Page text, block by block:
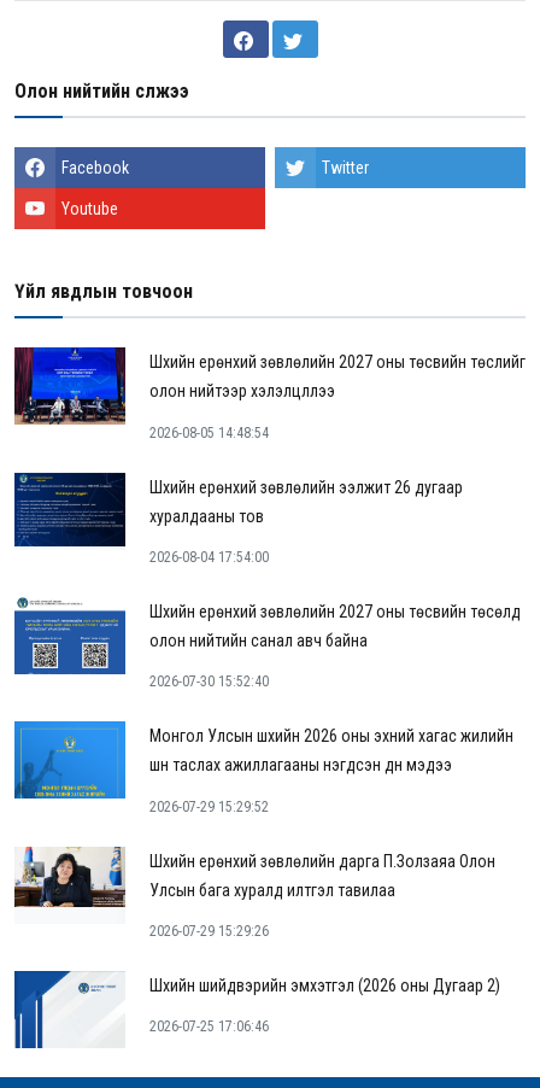
Олон нийтийн сүлжээ
Facebook Twitter
Youtube
Үйл явдлын товчоон
Шүүхийн ерөнхий зөвлөлийн 2027 оны төсвийн төслийг
олон нийтээр хэлэлцүүллээ
2026-08-05 14:48:54
Шүүхийн ерөнхий зөвлөлийн ээлжит 26 дугаар
хуралдааны тов
2026-08-04 17:54:00
Шүүхийн ерөнхий зөвлөлийн 2027 оны төсвийн төсөлд
олон нийтийн санал авч байна
2026-07-30 15:52:40
Монгол Улсын шүүхийн 2026 оны эхний хагас жилийн
шүүн таслах ажиллагааны нэгдсэн дүн мэдээ
2026-07-29 15:29:52
Шүүхийн ерөнхий зөвлөлийн дарга П.Золзаяа Олон
Улсын бага хуралд илтгэл тавилаа
2026-07-29 15:29:26
Шүүхийн шийдвэрийн эмхэтгэл (2026 оны Дугаар 2)
2026-07-25 17:06:46